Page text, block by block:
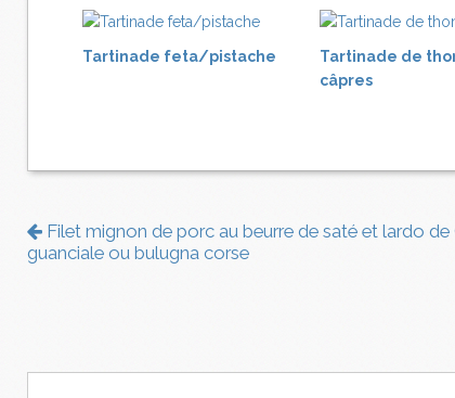
Tartinade feta/pistache
Tartinade de
câpres
Filet mignon de porc au beurre de saté et lardo
guanciale ou bulugna corse